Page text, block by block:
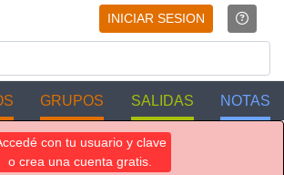
INICIAR SESION
GRUPOS SALIDAS NOTAS
con tu usuario y clave
o crea una cuenta gratis.